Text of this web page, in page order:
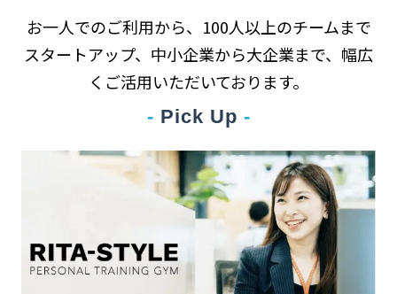
お一人でのご利用から、100人以上のチームまで
スタートアップ、中小企業から大企業まで、幅広
くご活用いただいております。
- Pick Up -